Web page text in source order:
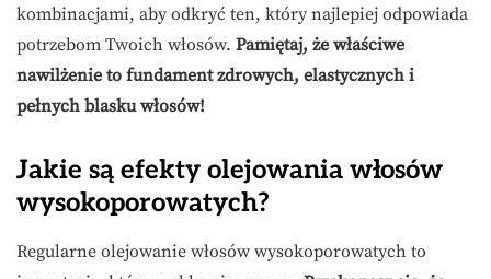
kombinacjami, aby odkryć ten, który najlepiej odpowiada
potrzebom Twoich włosów. Pamiętaj, że właściwe
nawilżenie to fundament zdrowych, elastycznych i
pełnych blasku włosów!
Jakie są efekty olejowania włosów
wysokoporowatych?
Regularne olejowanie włosów wysokoporowatych to